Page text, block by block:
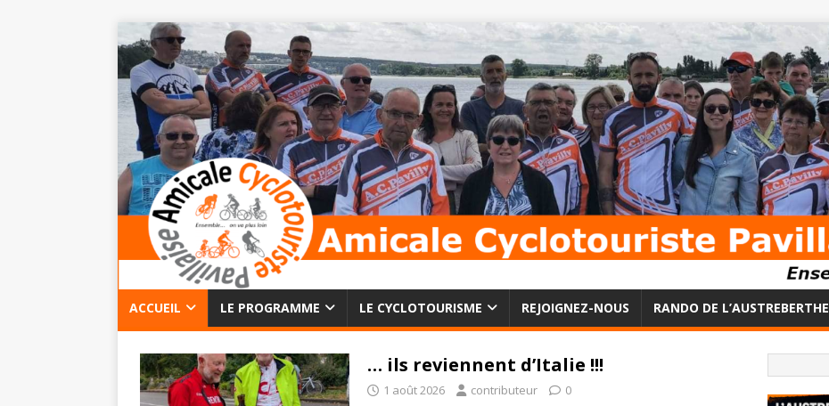
ACCUEIL LE PROGRAMME LE CYCLOTOURISME REJOIGNEZ-NOUS RANDO DE L’AUSTREBERTHE
… ils reviennent d’Italie !!!
1 août 2026 contributeur 0